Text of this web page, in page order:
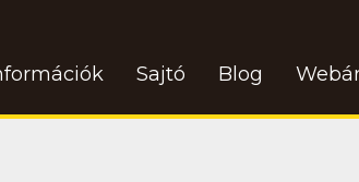
Sajtó Blog